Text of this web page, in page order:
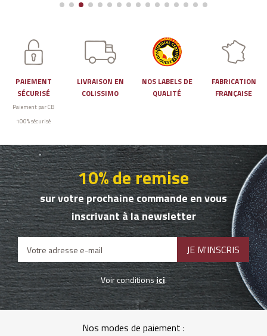
PAIEMENT
SÉCURISÉ
Paiement par CB
100% sécurisé
LIVRAISON EN
COLISSIMO
NOS LABELS DE
QUALITÉ
FABRICATION
FRANÇAISE
10% de remise
sur votre prochaine commande en vous
inscrivant à la newsletter
Voir conditionsici.
Nos modes de paiement :